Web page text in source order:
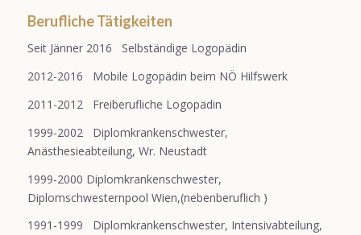
Berufliche Tätigkeiten
Seit Jänner 2016 Selbständige Logopädin
2012-2016 Mobile Logopädin beim NÖ Hilfswerk
2011-2012 Freiberufliche Logopädin
1999-2002 Diplomkrankenschwester,
Anästhesieabteilung, Wr. Neustadt
1999-2000 Diplomkrankenschwester,
Diplomschwesternpool Wien,(nebenberuflich )
1991-1999 Diplomkrankenschwester, Intensivabteilung,